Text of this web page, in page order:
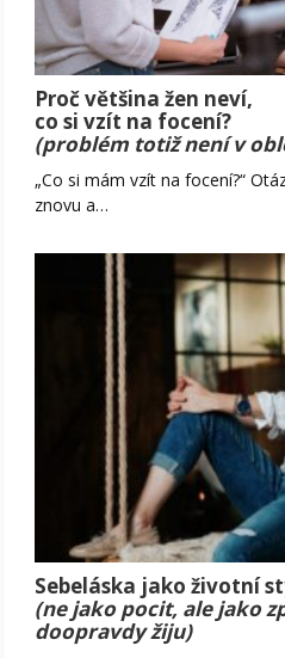
Proč většina žen neví,
co si vzít na focení?
(problém totiž není v
„Co si mám vzít na focení?“
znovu a…
Sebeláska jako životní
(ne jako pocit, ale jako
doopravdy žiju)